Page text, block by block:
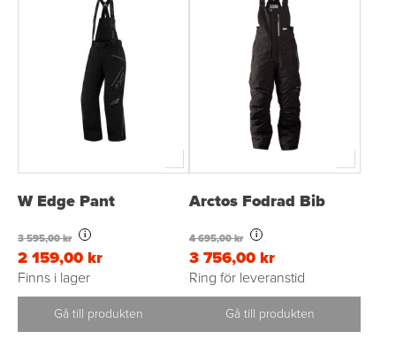
W Edge Pant
3 595,00 kr i
2 159,00 kr
Finns i lager
Gå till produkten
Arctos Fodrad Bib
4 695,00 kr i
3 756,00 kr
Ring för leveranstid
Gå till produkten